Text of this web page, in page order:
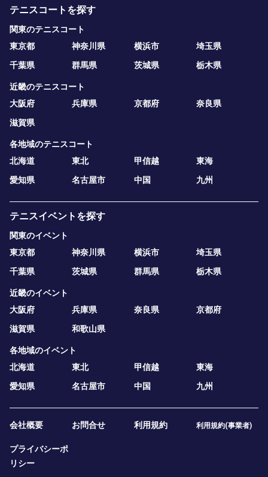
テニスコートを探す
関東のテニスコート
東京都
神奈川県 横浜市
埼玉県
千葉県
群馬県 茨城県 栃木県
近畿のテニスコート
大阪府
兵庫県 京都府
奈良県
滋賀県
各地域のテニスコート
北海道
東北 甲信越
東海
愛知県
名古屋市 中国 九州
テニスイベントを探す
関東のイベント
東京都
神奈川県 横浜市
埼玉県
千葉県
茨城県 群馬県 栃木県
近畿のイベント
大阪府
兵庫県 奈良県
京都府
滋賀県
和歌山県
各地域のイベント
北海道
東北 甲信越
東海
愛知県
名古屋市 中国 九州
会社概要 お問合せ 利用規約 利用規約(事業者)
プライバシーポ
リシー